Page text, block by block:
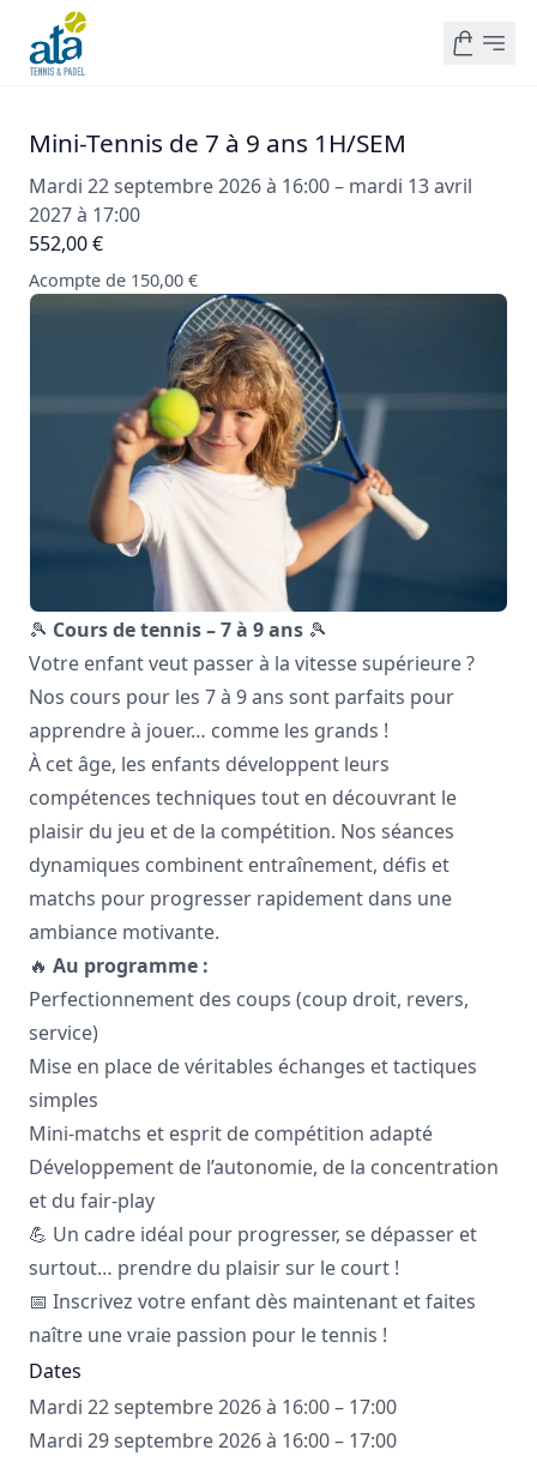
Mini-Tennis de 7 à 9 ans 1H/SEM
Mardi 22 septembre 2026 à 16:00 – mardi 13 avril
2027 à 17:00
552,00 €
Acompte de 150,00 €
🎾 Cours de tennis – 7 à 9 ans 🎾
Votre enfant veut passer à la vitesse supérieure ?
Nos cours pour les 7 à 9 ans sont parfaits pour
apprendre à jouer… comme les grands !
À cet âge, les enfants développent leurs
compétences techniques tout en découvrant le
plaisir du jeu et de la compétition. Nos séances
dynamiques combinent entraînement, défis et
matchs pour progresser rapidement dans une
ambiance motivante.
🔥 Au programme :
Perfectionnement des coups (coup droit, revers,
service)
Mise en place de véritables échanges et tactiques
simples
Mini-matchs et esprit de compétition adapté
Développement de l’autonomie, de la concentration
et du fair-play
💪 Un cadre idéal pour progresser, se dépasser et
surtout… prendre du plaisir sur le court !
📅 Inscrivez votre enfant dès maintenant et faites
naître une vraie passion pour le tennis !
Dates
Mardi 22 septembre 2026 à 16:00 – 17:00
Mardi 29 septembre 2026 à 16:00 – 17:00